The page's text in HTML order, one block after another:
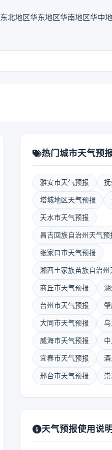
东北地区华东地区华南地区华中
热门城市天气预
雅安市天气预报
塔城地区天气预报
天水市天气预报
昌吉回族自治州天气预
张家口市天气预报
湘西土家族苗族自治州
商丘市天气预报
台州市天气预报
大同市天气预报
威海市天气预报
宜春市天气预报
邢台市天气预报
天气预报使用说明